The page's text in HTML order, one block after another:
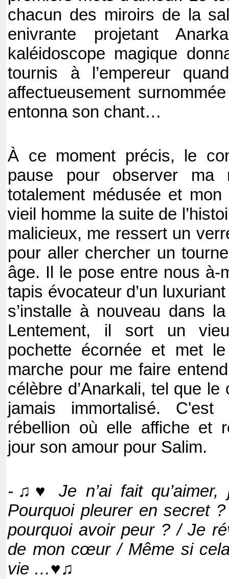
chacun des miroirs de la
enivrante projetant
kaléidoscope magique
tournis à l’empereur
affectueusement
entonna son chant…
À ce moment précis, le
pause pour observer ma
totalement médusée et
vieil homme la suite de
malicieux, me ressert un
pour aller chercher un
âge. Il le pose entre nous à-
tapis évocateur d’un
s’installe à nouveau dans
Lentement, il sort un
pochette écornée et met
marche pour me faire
célèbre d’Anarkali, tel que le
jamais immortalisé.
rébellion où elle affiche et
jour son amour pour Salim.
-♫♥ Je n’ai fait qu’aimer,
Pourquoi pleurer en secret
pourquoi avoir peur ? / Je
de mon cœur / Même si
vie …♥♫